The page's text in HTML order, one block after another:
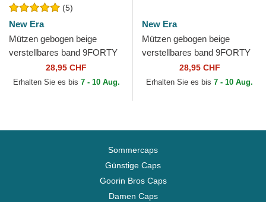
(5)
New Era
Mützen gebogen beige
verstellbares band 9FORTY
Colour Block der Oakland
Athletics MLB von New Era
28,95 CHF
Erhalten Sie es bis 7 - 10 Aug.
New Era
Mützen gebogen beige
verstellbares band 9FORTY
Colour Block der Los Angeles
Dodgers MLB von New Era
28,95 CHF
Erhalten Sie es bis 7 - 10 Aug.
Sommercaps
Günstige Caps
Goorin Bros Caps
Damen Caps